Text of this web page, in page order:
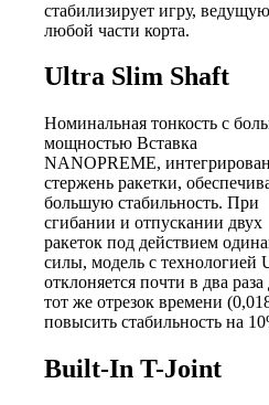
стабилизирует игру,
любой части корта.
Ultra Slim Shaft
Номинальная тонкость с
мощностью Вставка
NANOPREME,
стержень ракетки,
большую стабильность. При
сгибании и отпускании двух
ракеток под действием
силы, модель с технологией
отклоняется почти в два
тот же отрезок времени
повысить стабильность на
Built-In T-Joint